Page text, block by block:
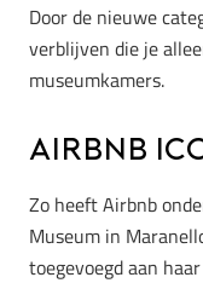
Door de nieuwe
verblijven die je
museumkamers.
Airbnb
Zo heeft Airbnb
Museum in
toegevoegd aan